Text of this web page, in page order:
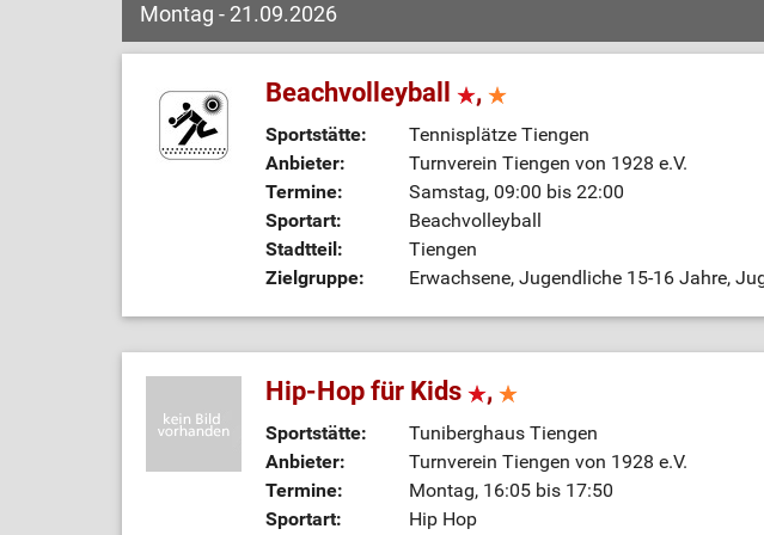
Montag - 21.09.2026
Beachvolleyball ,
Sportstätte:
Tennisplätze Tiengen
Anbieter:
Turnverein Tiengen von 1928 e.V.
Termine:
Samstag, 09:00 bis 22:00
Sportart:
Beachvolleyball
Stadtteil:
Tiengen
Zielgruppe:
Erwachsene, Jugendliche 15-16 Jahre,
Hip-Hop für Kids ,
Sportstätte:
Tuniberghaus Tiengen
Anbieter:
Turnverein Tiengen von 1928 e.V.
Termine:
Montag, 16:05 bis 17:50
Sportart:
Hip Hop